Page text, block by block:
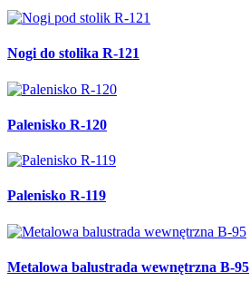
Nogi do stolika R-121
Palenisko R-120
Palenisko R-119
Metalowa balustrada wewnętrzna B-95